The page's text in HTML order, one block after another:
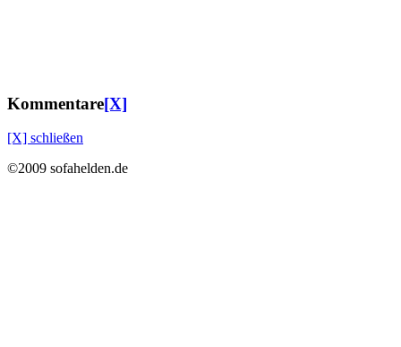
Kommentare[X]
[X] schließen
©2009 sofahelden.de